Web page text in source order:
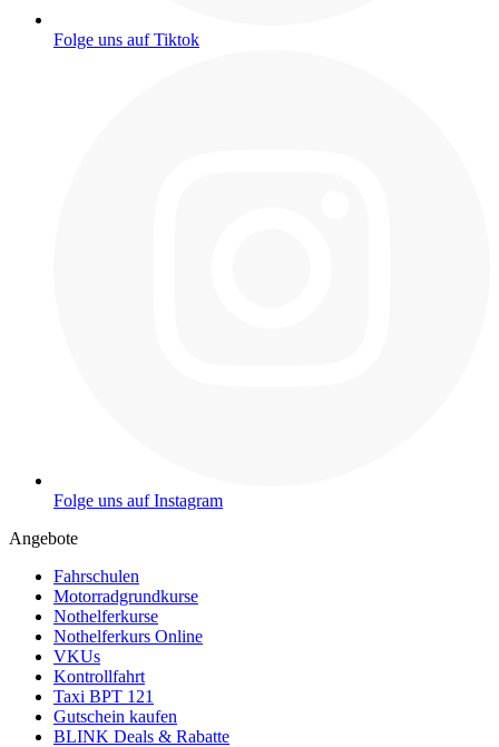
Folge uns auf Tiktok
Folge uns auf Instagram
Angebote
Fahrschulen
Motorradgrundkurse
Nothelferkurse
Nothelferkurs Online
VKUs
Kontrollfahrt
Taxi BPT 121
Gutschein kaufen
BLINK Deals & Rabatte